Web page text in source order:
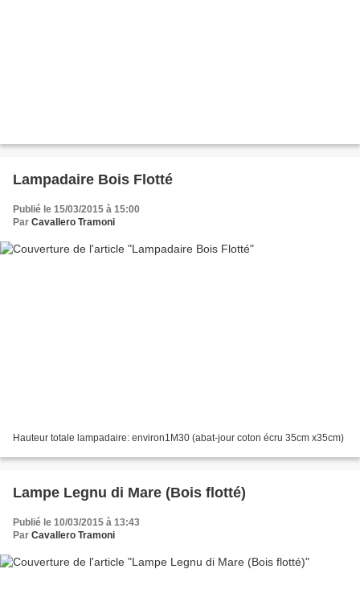
Lampadaire Bois Flotté
Publié le 15/03/2015 à 15:00
Par Cavallero Tramoni
Hauteur totale lampadaire: environ1M30 (abat-jour coton écru 35cm x35cm)
Lampe Legnu di Mare (Bois flotté)
Publié le 10/03/2015 à 13:43
Par Cavallero Tramoni